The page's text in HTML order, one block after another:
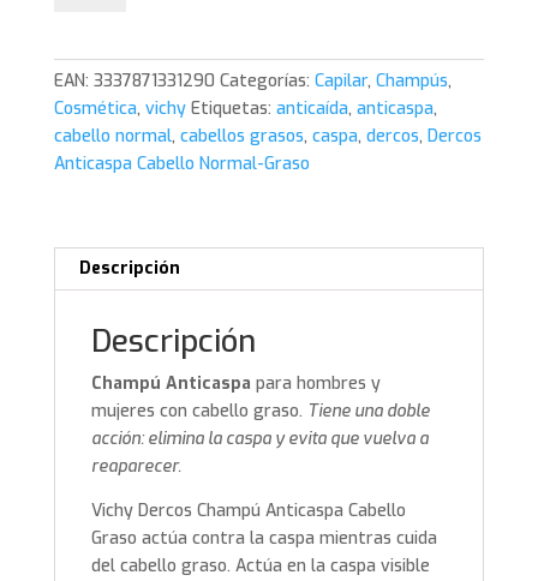
Graso
390ml.
Vichy
cantidad
EAN: 3337871331290 Categorías: Capilar, Champús,
Cosmética, vichy Etiquetas: anticaída, anticaspa,
cabello normal, cabellos grasos, caspa, dercos, Dercos
Anticaspa Cabello Normal-Graso
Descripción
Descripción
Champú Anticaspa para hombres y
mujeres con cabello graso. Tiene una doble
acción: elimina la caspa y evita que vuelva a
reaparecer.
Vichy Dercos Champú Anticaspa Cabello
Graso actúa contra la caspa mientras cuida
del cabello graso. Actúa en la caspa visible